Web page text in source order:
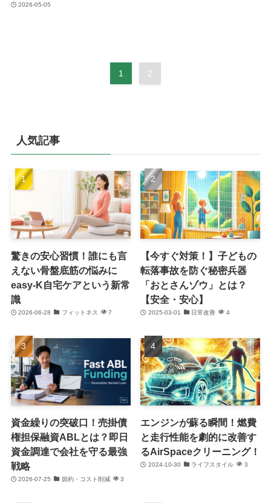
2026-05-05
1 2
人気記事
驚きの安心習慣！誰にも言
えない骨盤底筋の悩みに
easy-K自宅ケアという新常
識
2026-06-28 フィットネス 7
【今すぐ対策！】子どもの
転落事故を防ぐ秘密兵器
「おとさんゾウ」とは？
【安全・安心】
2025-03-01 日常改善 4
資金繰りの突破口！売掛債
権担保融資ABLとは？即日
資金調達で会社を守る最強
戦略
2026-07-25 節約・コスト削減 3
エンジンが蘇る瞬間！燃費
と走行性能を劇的に改善す
るAirSpaceクリーニング！
2024-10-30 ライフスタイル 3